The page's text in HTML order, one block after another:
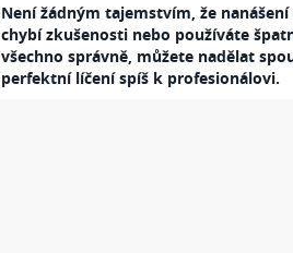
Není žádným tajemstvím, že
chybí zkušenosti nebo používáte
všechno správně, můžete nadělat
perfektní líčení spíš k profesionálovi.